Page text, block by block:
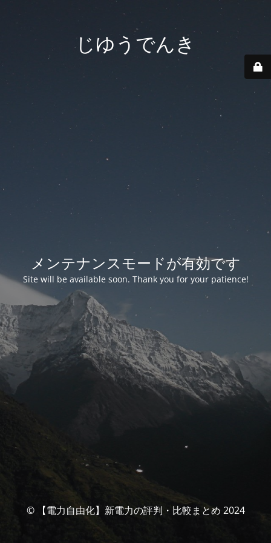
じゆうでんき
メンテナンスモードが有効です
Site will be available soon. Thank you for your patience!
© 【電力自由化】新電力の評判・比較まとめ 2024